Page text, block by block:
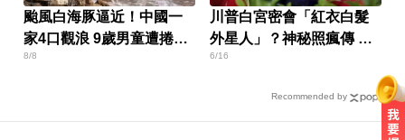
颱風白海豚逼近！中國一
家4口觀浪 9歲男童遭捲走
失蹤
8/8
川普白宮密會「紅衣白髮
外星人」？神秘照瘋傳 真
相曝光了
6/16
Recommended by